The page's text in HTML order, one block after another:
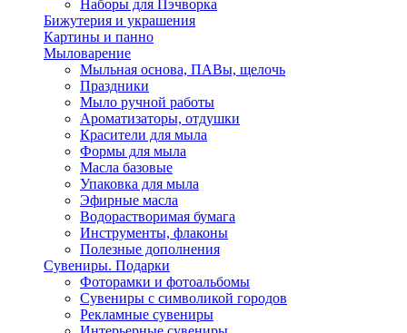
Наборы для Пэчворка
Бижутерия и украшения
Картины и панно
Мыловарение
Мыльная основа, ПАВы, щелочь
Праздники
Мыло ручной работы
Ароматизаторы, отдушки
Красители для мыла
Формы для мыла
Масла базовые
Упаковка для мыла
Эфирные масла
Водорастворимая бумага
Инструменты, флаконы
Полезные дополнения
Сувениры. Подарки
Фоторамки и фотоальбомы
Сувениры с символикой городов
Рекламные сувениры